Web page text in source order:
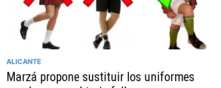
ALICANTE
Marzá propone sustituir los uniformes